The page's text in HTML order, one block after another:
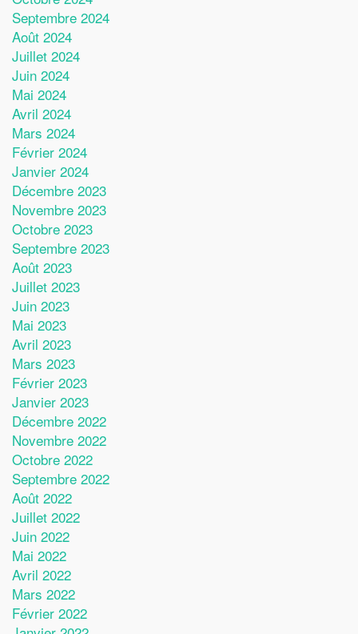
Septembre 2024
Août 2024
Juillet 2024
Juin 2024
Mai 2024
Avril 2024
Mars 2024
Février 2024
Janvier 2024
Décembre 2023
Novembre 2023
Octobre 2023
Septembre 2023
Août 2023
Juillet 2023
Juin 2023
Mai 2023
Avril 2023
Mars 2023
Février 2023
Janvier 2023
Décembre 2022
Novembre 2022
Octobre 2022
Septembre 2022
Août 2022
Juillet 2022
Juin 2022
Mai 2022
Avril 2022
Mars 2022
Février 2022